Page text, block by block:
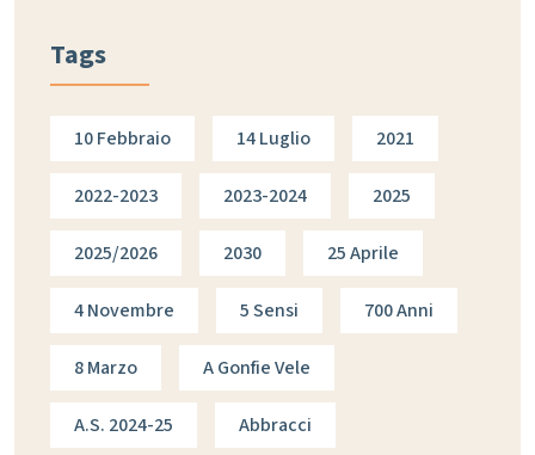
Tags
10 Febbraio 14 Luglio 2021
2022-2023 2023-2024 2025
2025/2026 2030 25 Aprile
4 Novembre 5 Sensi 700 Anni
8 Marzo A Gonfie Vele
A.s. 2024-25 Abbracci